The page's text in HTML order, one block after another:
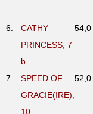
6.
CATHY
PRINCESS, 7
b
54,0
7.
SPEED OF
GRACIE(IRE),
10
52,0